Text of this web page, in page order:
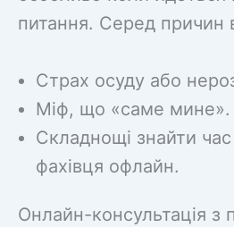
питання. Серед причин
Страх осуду або
Міф, що «саме мине».
Складнощі знайти час
фахівця офлайн.
Онлайн-консультація з